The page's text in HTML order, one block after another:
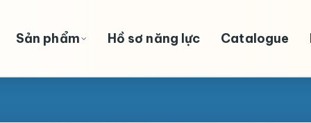
Sản phẩm Hồ sơ năng lực Catalogue